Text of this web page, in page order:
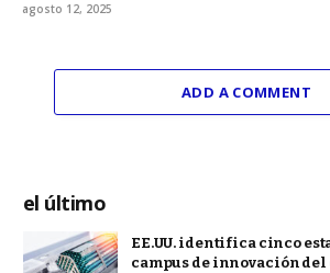
agosto 12, 2025
ADD A COMMENT
el último
EE.UU. identifica cinco
campus de innovación